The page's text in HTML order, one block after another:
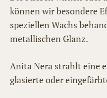
können wir besondere
speziellen Wachs
metallischen Glanz.
Anita Nera strahlt eine
glasierte oder